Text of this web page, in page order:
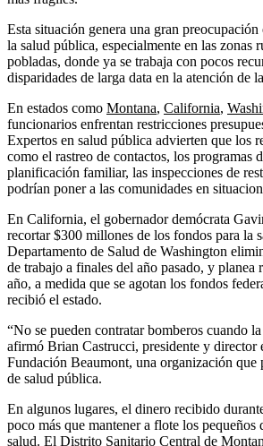
Esta situación genera una gran preocupación
la salud pública, especialmente en las zonas
pobladas, donde ya se trabaja con pocos
disparidades de larga data en la atención de
En estados como Montana, California,
funcionarios enfrentan restricciones
Expertos en salud pública advierten que los
como el rastreo de contactos, los programas
planificación familiar, las inspecciones de
podrían poner a las comunidades en
En California, el gobernador demócrata
recortar $300 millones de los fondos para la
Departamento de Salud de Washington
de trabajo a finales del año pasado, y planea
año, a medida que se agotan los fondos
recibió el estado.
“No se pueden contratar bomberos cuando
afirmó Brian Castrucci, presidente y director
Fundación Beaumont, una organización que
de salud pública.
En algunos lugares, el dinero recibido
poco más que mantener a flote los pequeños
salud. El Distrito Sanitario Central de